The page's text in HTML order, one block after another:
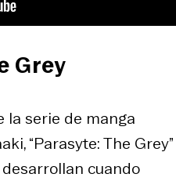
Grey
la serie de manga
“Parasyte: The Grey”
cuando